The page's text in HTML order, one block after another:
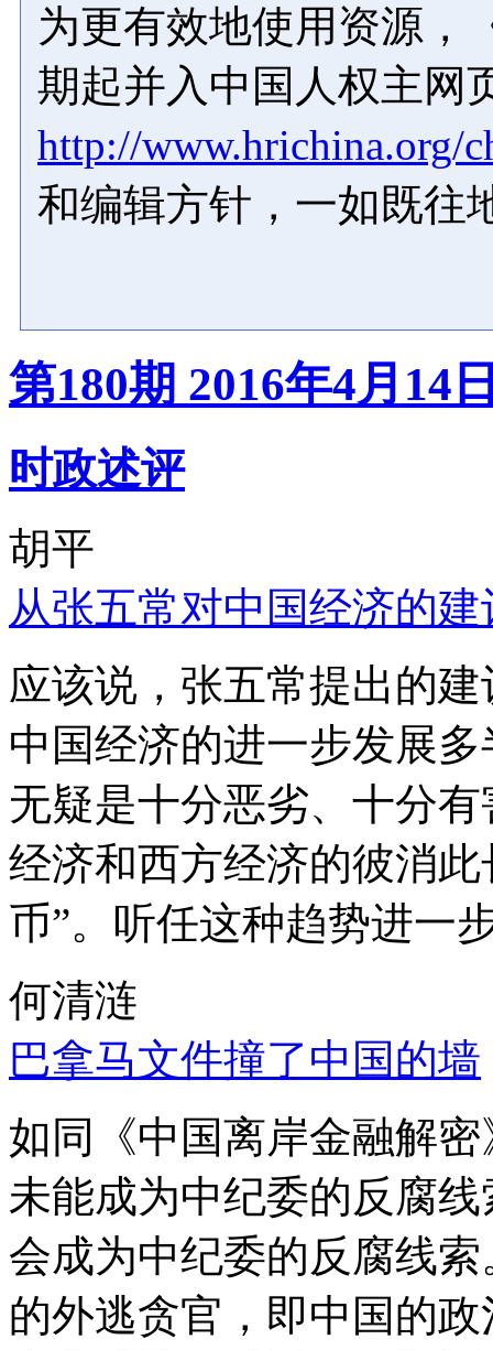
为更有效地使用资源，
期起并入中国人权主网
http://www.hrichina.org/
和编辑方针，一如既往
第180期 2016年4月14
时政述评
胡平
从张五常对中国经济的
应该说，张五常提出的
中国经济的进一步发展
无疑是十分恶劣、十分
经济和西方经济的彼消
币”。听任这种趋势进一
何清涟
巴拿马文件撞了中国的墙
如同《中国离岸金融解
未能成为中纪委的反腐
会成为中纪委的反腐线
的外逃贪官，即中国的